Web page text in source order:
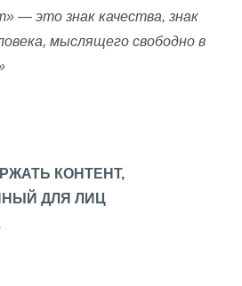
— это знак качества, знак
мыслящего свободно в
КОНТЕНТ,
ДЛЯ ЛИЦ